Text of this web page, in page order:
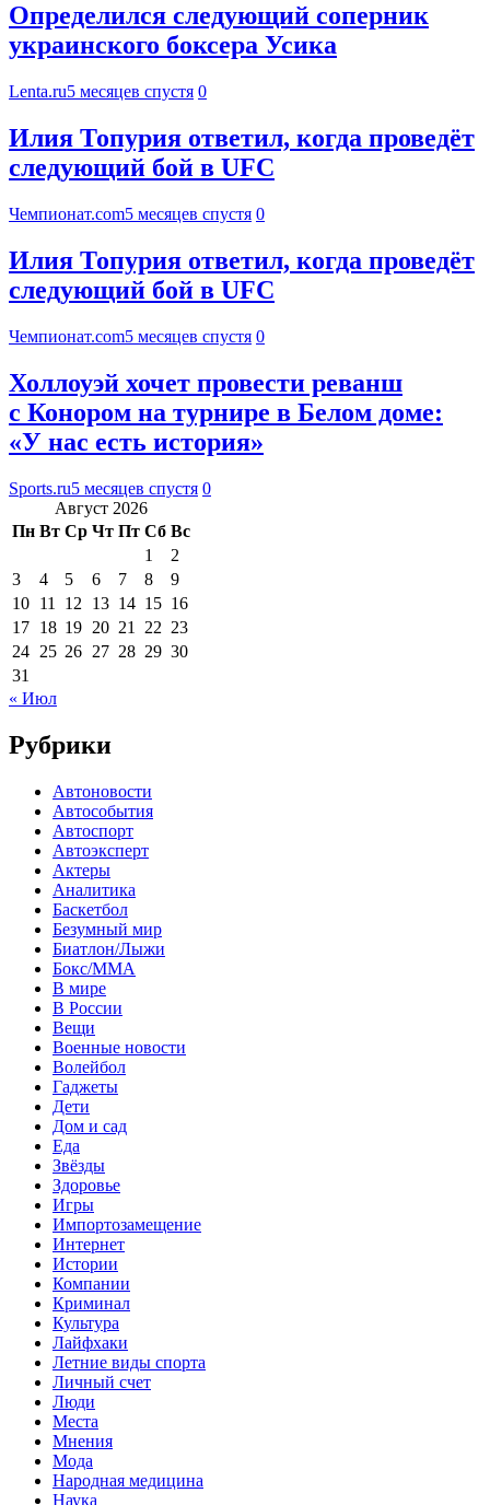
Определился следующий соперник
украинского боксера Усика
Lenta.ru5 месяцев спустя 0
Илия Топурия ответил, когда проведёт
следующий бой в UFC
Чемпионат.com5 месяцев спустя 0
Илия Топурия ответил, когда проведёт
следующий бой в UFC
Чемпионат.com5 месяцев спустя 0
Холлоуэй хочет провести реванш
с Конором на турнире в Белом доме:
«У нас есть история»
Sports.ru5 месяцев спустя 0
Август 2026
Пн Вт Ср Чт Пт Сб Вс
1
2
3
4 5 6 7 8
9
10 11 12 13 14 15 16
17 18 19 20 21 22 23
24 25 26 27 28 29 30
31
« Июл
Рубрики
Автоновости
Автособытия
Автоспорт
Автоэксперт
Актеры
Аналитика
Баскетбол
Безумный мир
Биатлон/Лыжи
Бокс/MMA
В мире
В России
Вещи
Военные новости
Волейбол
Гаджеты
Дети
Дом и сад
Еда
Звёзды
Здоровье
Игры
Импортозамещение
Интернет
Истории
Компании
Криминал
Культура
Лайфхаки
Летние виды спорта
Личный счет
Люди
Места
Мнения
Мода
Народная медицина
Наука